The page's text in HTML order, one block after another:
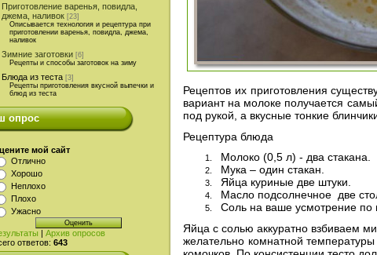
Приготовление варенья, повидла,
джема, наливок [23]
Описывается технология и рецептура при
приготовлении варенья, повидла, джема,
наливок
Зимние заготовки [6]
Рецепты и способы заготовок на зиму
Блюда из теста [3]
Рецепты приготовления вкусной выпечки и
блюд из теста
опрос
мой сайт
Отлично
Хорошо
Неплохо
Плохо
Ужасно
| Архив опросов
ответов: 643
Рецептов их приготовления
вариант на молоке получается
под рукой, а вкусные тонкие
Рецептура блюда
Молоко (0,5 л) - два стакана.
Мука – один стакан.
Яйца куриные две штуки.
Масло подсолнечное две
Соль на ваше усмотрение по
Яйца с солью аккуратно взбиваем
желательно комнатной